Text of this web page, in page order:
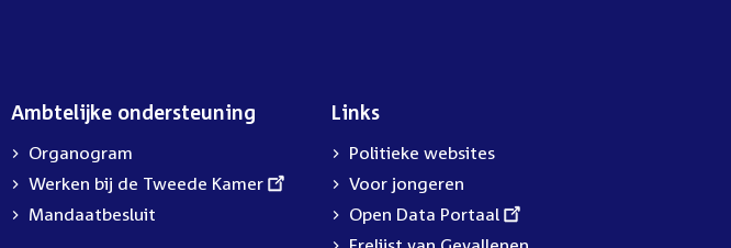
Ambtelijke ondersteuning
Organogram
External
link:
Werken bij de Tweede Kamer
Mandaatbesluit
Links
Politieke websites
Voor jongeren
External
link:
Open Data Portaal